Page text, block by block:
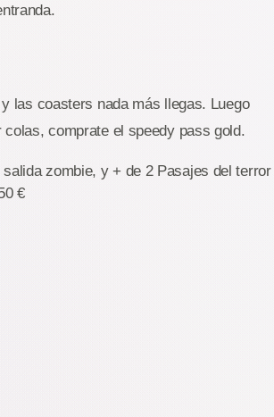
las coasters nada más llegas. Luego
comprate el speedy pass gold.
zombie, y + de 2 Pasajes del terror
€